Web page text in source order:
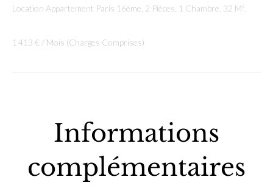
Location Appartement Paris 16ème, 2 Pièces, 1 Chambre, 32 M²,
1 413 € / Mois (Charges Comprises)
Informations
complémentaires